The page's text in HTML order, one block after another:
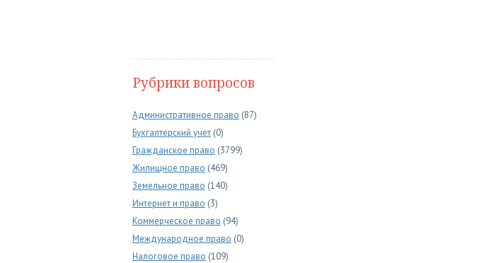
Рубрики вопросов
Административное право (87)
Бухгалтерский учет (0)
Гражданское право (3799)
Жилищное право (469)
Земельное право (140)
Интернет и право (3)
Коммерческое право (94)
Международное право (0)
Налоговое право (109)